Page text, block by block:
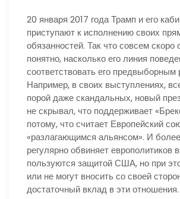
20 января 2017 года Трамп и его
приступают к исполнению своих
обязанностей. Так что совсем скоро
понятно, насколько его линия
соответствовать его предвыборным
Например, в своих выступлениях,
порой даже скандальных, новый
не скрывал, что поддерживает
потому, что считает Европейский
«разлагающимся альянсом». И более
регулярно обвиняет европолитиков
пользуются защитой США, но при
или не могут вносить со своей
достаточный вклад в эти